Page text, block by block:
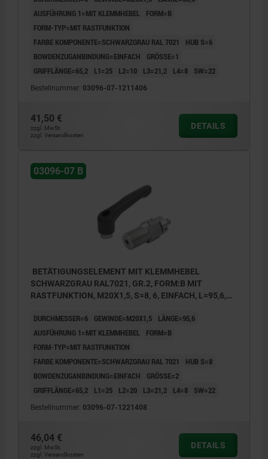
AUSFÜHRUNG 1=MIT KLEMMHEBEL
FORM=B
FORM-TYP=MIT RASTFUNKTION
FARBE KOMPONENTE=SCHWARZGRAU RAL 7021
HUB S=6
BOWDENZUGANBINDUNG=EINFACH
GRÖSSE=1
GRIFFLÄNGE=65,2
L1=25 L2=10 L3=21,2 L4=8 SW=22
Bestellnummer: 03096-07-1211406
41,50 €
zzgl. MwSt.
zzgl. Versandkosten
DETAILS
03096-07 B
BETÄTIGUNGSELEMENT MIT KLEMMHEBEL
SCHWARZGRAU RAL7021, GR.2, FORM:B MIT
RASTFUNKTION, M20X1,5, S=8, 6, EINFACH, L=95,6,
DURCHMESSER=6 GEWINDE=M20X1,5
LÄNGE=95,6
AUSFÜHRUNG 1=MIT KLEMMHEBEL
FORM=B
FORM-TYP=MIT RASTFUNKTION
FARBE KOMPONENTE=SCHWARZGRAU RAL 7021
HUB S=8
BOWDENZUGANBINDUNG=EINFACH
GRÖSSE=2
GRIFFLÄNGE=65,2
L1=25 L2=20 L3=21,2 L4=8 SW=22
Bestellnummer: 03096-07-1221408
46,04 €
zzgl. MwSt.
zzgl. Versandkosten
DETAILS